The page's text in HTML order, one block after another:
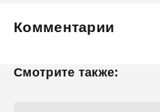
Комментарии
Смотрите также: